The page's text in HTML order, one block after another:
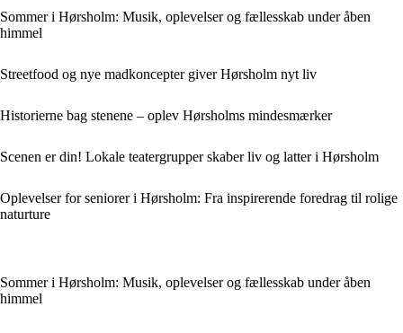
Sommer i Hørsholm: Musik, oplevelser og fællesskab under åben
himmel
Streetfood og nye madkoncepter giver Hørsholm nyt liv
Historierne bag stenene – oplev Hørsholms mindesmærker
Scenen er din! Lokale teatergrupper skaber liv og latter i Hørsholm
Oplevelser for seniorer i Hørsholm: Fra inspirerende foredrag til rolige
naturture
Sommer i Hørsholm: Musik, oplevelser og fællesskab under åben
himmel